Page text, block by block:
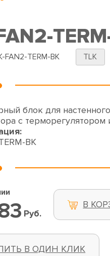
FAN2-TERM-BK TLK
блок для
с
BK
Руб.
В
В ОДИН КЛИК